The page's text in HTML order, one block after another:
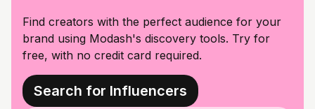
Find creators with the perfect audience for your
brand using Modash's discovery tools. Try for
free, with no credit card required.
Search for Influencers